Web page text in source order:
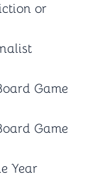
or
Game
Game
Year